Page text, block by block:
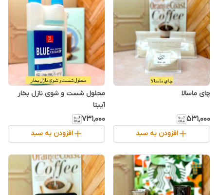
چای ماسالا
۵۳۱٬۰۰۰
افزودن به سبد
محلول شست و شوی نازل بخار
آیبتا
۷۳۱٬۰۰۰
افزودن به سبد